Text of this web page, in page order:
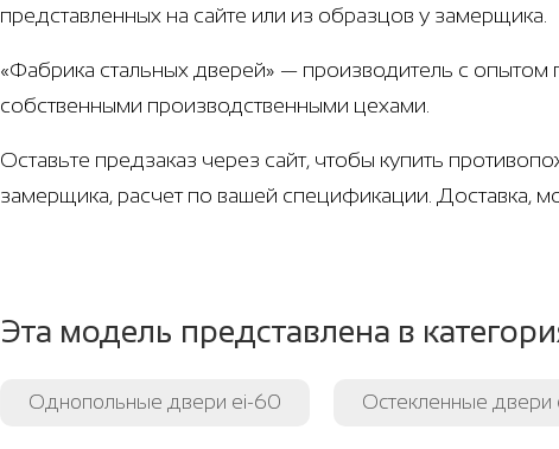
представленных на сайте или из образцов у замерщика.
«Фабрика стальных дверей» — производитель с опытом
собственными производственными цехами.
Оставьте предзаказ через сайт, чтобы купить
замерщика, расчет по вашей спецификации. Доставка,
Эта модель представлена в
Однопольные двери ei-60 Остекленные двери